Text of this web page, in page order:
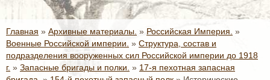
Главная » Архивные материалы. » Российская Империя. »
Военные Российской империи. » Структура, состав и
подразделения вооруженных сил Российской империи до 1918
г. » Запасные бригады и полки. » 17-я пехотная запасная